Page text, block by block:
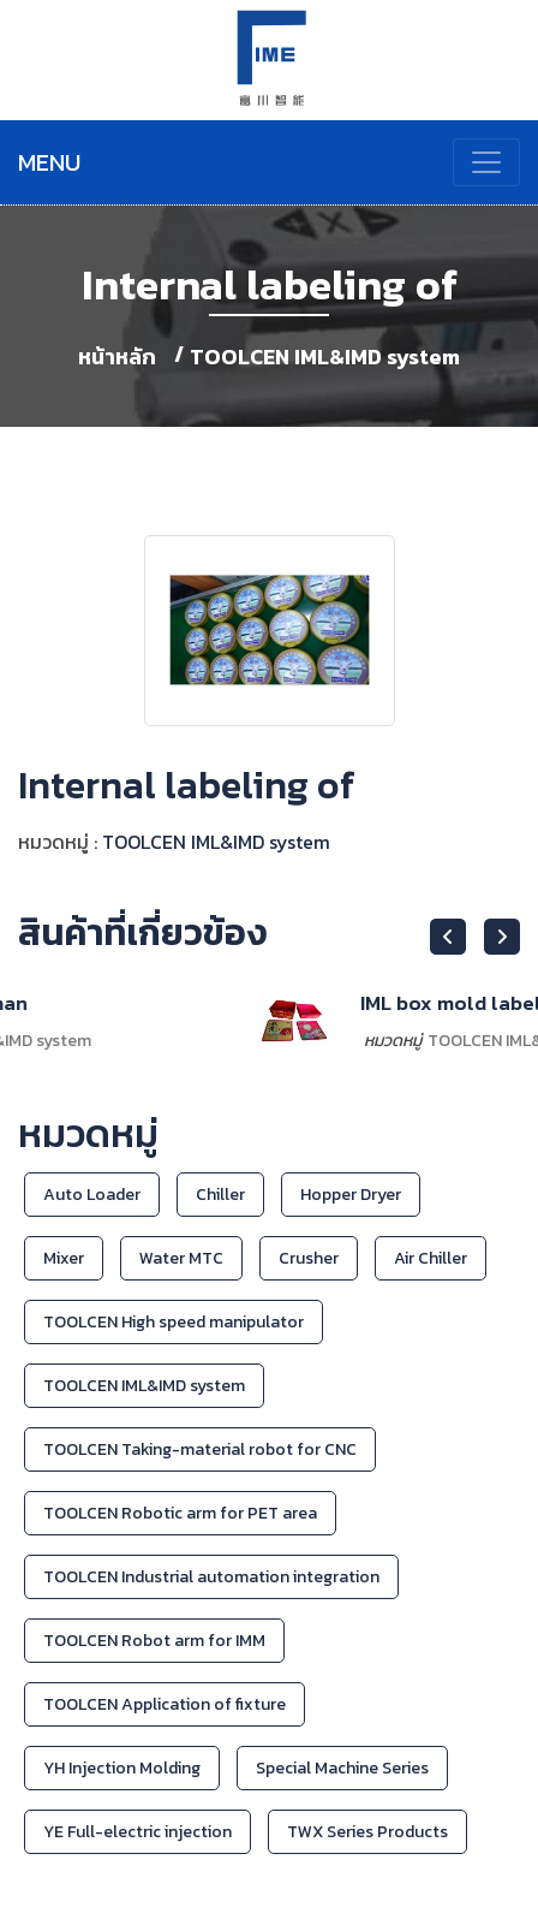
MENU
Internal labeling of
หน้าหลัก TOOLCEN IML&IMD system
Internal labeling of
หมวดหมู่ : TOOLCEN IML&IMD system
สินค้าที่เกี่ยวข้อง
IML box mold labelin
TOOLCEN IML&IMD system
หมวดหมู่
Auto Loader Chiller Hopper Dryer
Mixer Water MTC Crusher Air Chiller
TOOLCEN High speed manipulator
TOOLCEN IML&IMD system
TOOLCEN Taking-material robot for CNC
TOOLCEN Robotic arm for PET area
TOOLCEN Industrial automation integration
TOOLCEN Robot arm for IMM
TOOLCEN Application of fixture
YH Injection Molding Special Machine Series
YE Full-electric injection TWX Series Products